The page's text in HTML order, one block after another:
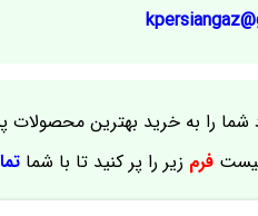
شما را به خرید بهترین
فرم زیر را پر کنید تا با شما